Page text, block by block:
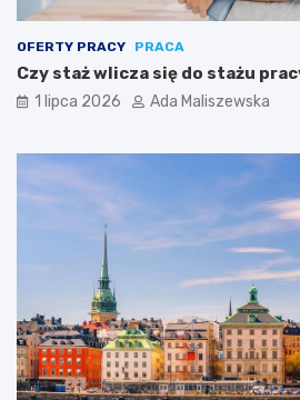
OFERTY PRACY PRACA
Czy staż wlicza się do stażu
1 lipca 2026 Ada Maliszewska